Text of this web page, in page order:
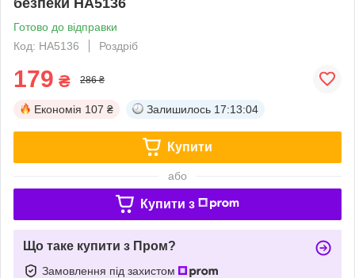
Готово до відправки
Код: HA5136
Роздріб
179 ₴ 286 ₴
Економія 107 ₴ Залишилось 17:13:03
Купити
або
Купити з
Що таке купити з Пром?
Замовлення під захистом